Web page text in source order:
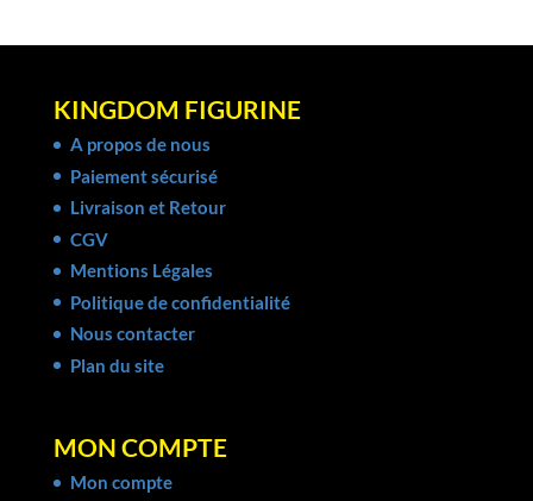
KINGDOM FIGURINE
A propos de nous
Paiement sécurisé
Livraison et Retour
CGV
Mentions Légales
Politique de confidentialité
Nous contacter
Plan du site
MON COMPTE
Mon compte